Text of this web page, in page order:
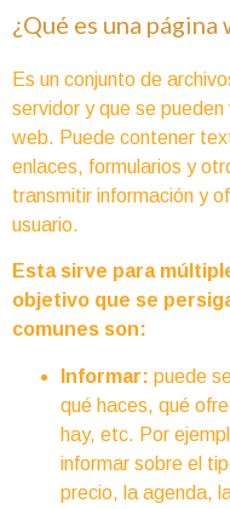
¿Qué es una
Es un conjunto de
servidor y que se
web. Puede contener
enlaces, formularios y
transmitir información y
usuario.
Esta sirve para
objetivo que se
comunes son:
Informar: puede
qué haces, qué
hay, etc. Por
informar sobre el
precio, la agenda,